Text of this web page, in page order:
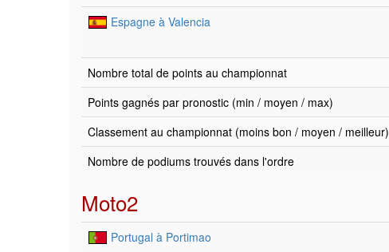
Espagne à Valencia
Nombre total de points au championnat
Points gagnés par pronostic (min / moyen / max)
Classement au championnat (moins bon / moyen / meilleur)
Nombre de podiums trouvés dans l'ordre
Moto2
Portugal à Portimao